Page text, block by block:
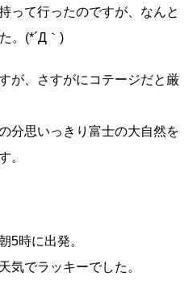
って行ったのですが、なんと
。(*´Д｀)
が、さすがにコテージだと厳
分思いっきり富士の大自然を
。
5時に出発。
気でラッキーでした。